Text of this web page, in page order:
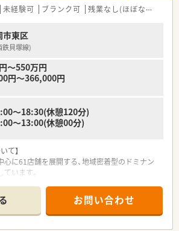
未経験可 ブランク可 残業なし(ほぼなし含む)
市東区
鉄貝塚線)
～550万円
円～366,000円
～18:30(休憩120分)
13:00(休憩00分)
て】
に61店舗を展開する、地域密着型のドミナン
います。
築いています。
ランチャイズ制度を利用した独立支援の道も用
績も多数あります。
お問い合わせ